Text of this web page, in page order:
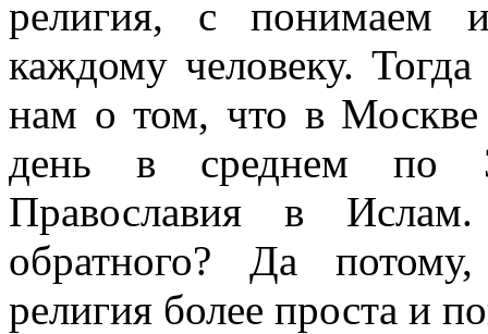
религия, с понимаем
каждому человеку.
нам о том, что в
день в среднем по
Православия в
обратного? Да
религия более проста и